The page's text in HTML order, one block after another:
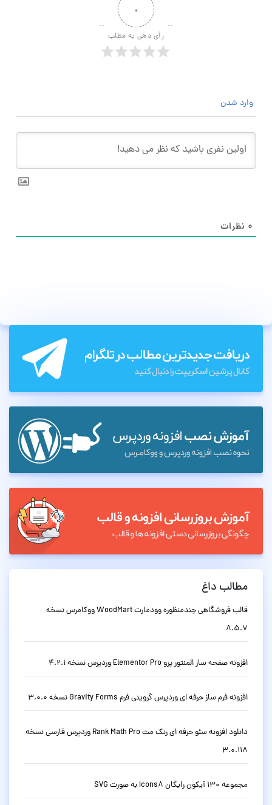
۰
رأی دهی به مطلب
وارد شدن
۰ نظرات
مطالب داغ
قالب فروشگاهی چندمنظوره وودمارت WoodMart ووکامرس نسخه
8.5.7
افزونه صفحه ساز المنتور پرو Elementor Pro وردپرس نسخه 4.2.1
افزونه فرم ساز حرفه ای وردپرس گرویتی فرم Gravity Forms نسخه 3.0.0
دانلود افزونه سئو حرفه ای رنک مث Rank Math Pro وردپرس فارسی نسخه
3.0.118
مجموعه 130 آیکون رایگان Icons8 به صورت SVG